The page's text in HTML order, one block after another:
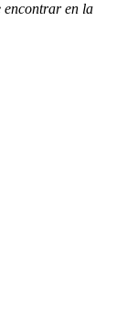
encontrar en la